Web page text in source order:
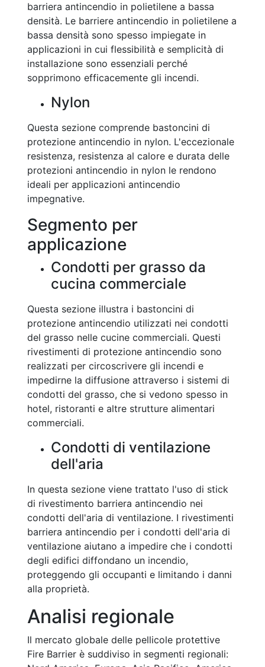
barriera antincendio in polietilene a bassa
densità. Le barriere antincendio in polietilene a
bassa densità sono spesso impiegate in
applicazioni in cui flessibilità e semplicità di
installazione sono essenziali perché
sopprimono efficacemente gli incendi.
Nylon
Questa sezione comprende bastoncini di
protezione antincendio in nylon. L'eccezionale
resistenza, resistenza al calore e durata delle
protezioni antincendio in nylon le rendono
ideali per applicazioni antincendio
impegnative.
Segmento per
applicazione
Condotti per grasso da
cucina commerciale
Questa sezione illustra i bastoncini di
protezione antincendio utilizzati nei condotti
del grasso nelle cucine commerciali. Questi
rivestimenti di protezione antincendio sono
realizzati per circoscrivere gli incendi e
impedirne la diffusione attraverso i sistemi di
condotti del grasso, che si vedono spesso in
hotel, ristoranti e altre strutture alimentari
commerciali.
Condotti di ventilazione
dell'aria
In questa sezione viene trattato l'uso di stick
di rivestimento barriera antincendio nei
condotti dell'aria di ventilazione. I rivestimenti
barriera antincendio per i condotti dell'aria di
ventilazione aiutano a impedire che i condotti
degli edifici diffondano un incendio,
proteggendo gli occupanti e limitando i danni
alla proprietà.
Analisi regionale
Il mercato globale delle pellicole protettive
Fire Barrier è suddiviso in segmenti regionali: